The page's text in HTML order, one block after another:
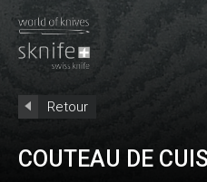
Retour
COUTEAU DE